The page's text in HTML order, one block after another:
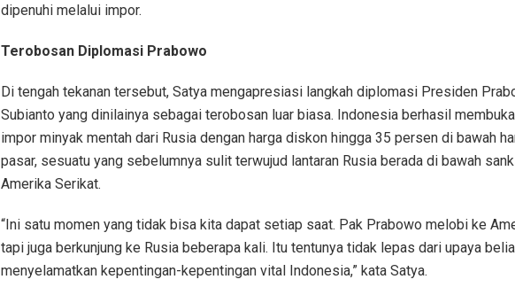
dipenuhi melalui impor.
Terobosan Diplomasi Prabowo
Di tengah tekanan tersebut, Satya mengapresiasi langkah diplomasi Presiden
Subianto yang dinilainya sebagai terobosan luar biasa. Indonesia berhasil
impor minyak mentah dari Rusia dengan harga diskon hingga 35 persen di bawah
pasar, sesuatu yang sebelumnya sulit terwujud lantaran Rusia berada di bawah
Amerika Serikat.
“Ini satu momen yang tidak bisa kita dapat setiap saat. Pak Prabowo melobi ke
tapi juga berkunjung ke Rusia beberapa kali. Itu tentunya tidak lepas dari upaya
menyelamatkan kepentingan-kepentingan vital Indonesia,” kata Satya.